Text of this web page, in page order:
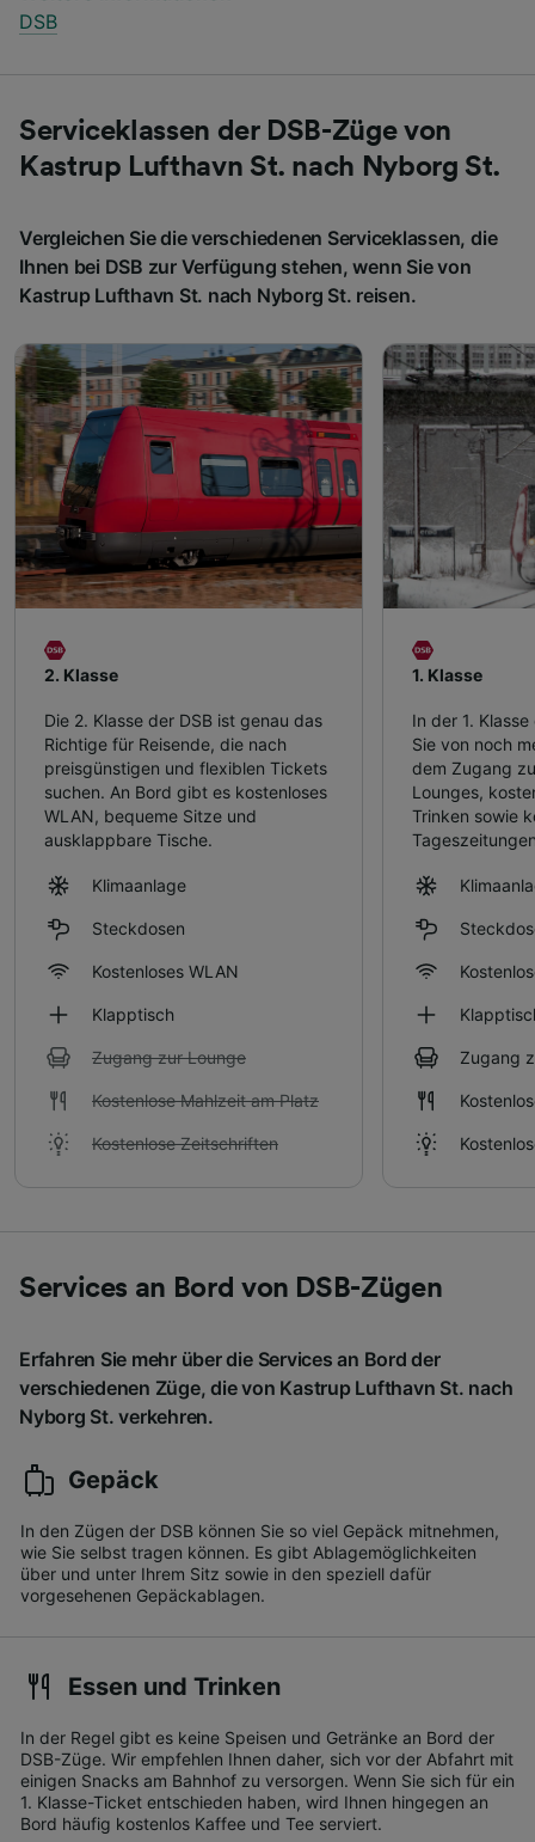
DSB
Serviceklassen der DSB-Züge von
Kastrup Lufthavn St. nach Nyborg St.
Vergleichen Sie die verschiedenen Serviceklassen, die
Ihnen bei DSB zur Verfügung stehen, wenn Sie von
Kastrup Lufthavn St. nach Nyborg St. reisen.
2. Klasse
Die 2. Klasse der DSB ist genau das
Richtige für Reisende, die nach
preisgünstigen und flexiblen Tickets
suchen. An Bord gibt es kostenloses
WLAN, bequeme Sitze und
ausklappbare Tische.
Klimaanlage
Steckdosen
Kostenloses WLAN
Klapptisch
Zugang zur Lounge
Kostenlose Mahlzeit am Platz
Kostenlose Zeitschriften
1. Klasse
In der 1.
Sie von noch
dem Zugang
Lounges,
Trinken sowie
Zugang
Services an Bord von DSB-Zügen
Erfahren Sie mehr über die Services an Bord der
verschiedenen Züge, die von Kastrup Lufthavn St. nach
Nyborg St. verkehren.
Gepäck
In den Zügen der DSB können Sie so viel Gepäck mitnehmen,
wie Sie selbst tragen können. Es gibt Ablagemöglichkeiten
über und unter Ihrem Sitz sowie in den speziell dafür
vorgesehenen Gepäckablagen.
Essen und Trinken
In der Regel gibt es keine Speisen und Getränke an Bord der
DSB-Züge. Wir empfehlen Ihnen daher, sich vor der Abfahrt mit
einigen Snacks am Bahnhof zu versorgen. Wenn Sie sich für ein
1. Klasse-Ticket entschieden haben, wird Ihnen hingegen an
Bord häufig kostenlos Kaffee und Tee serviert.